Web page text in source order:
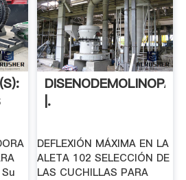
|.
DEFLEXIÓN MÁXIMA EN LA
ALETA 102 SELECCIÓN DE
LAS CUCHILLAS PARA